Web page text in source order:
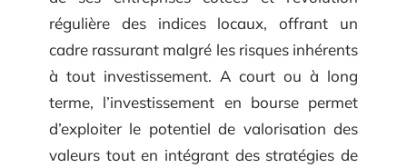
régulière des indices locaux, offrant un
cadre rassurant malgré les risques inhérents
à tout investissement. A court ou à long
terme, l’investissement en bourse permet
d’exploiter le potentiel de valorisation des
valeurs tout en intégrant des stratégies de